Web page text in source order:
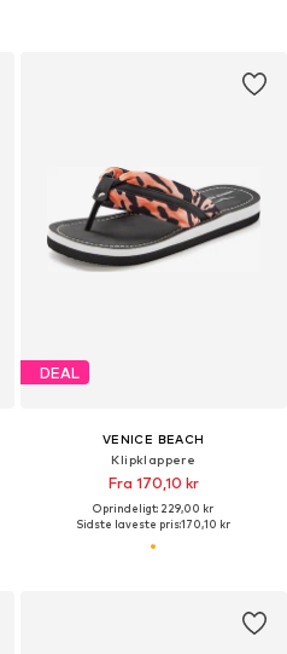
DEAL
VENICE BEACH
Klipklappere
Fra 170,10 kr
Oprindeligt: 229,00 kr
Sidste laveste pris:170,10 kr